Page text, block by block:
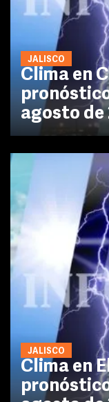
JALISCO
Clima en
agosto de
JALISCO
Clima en